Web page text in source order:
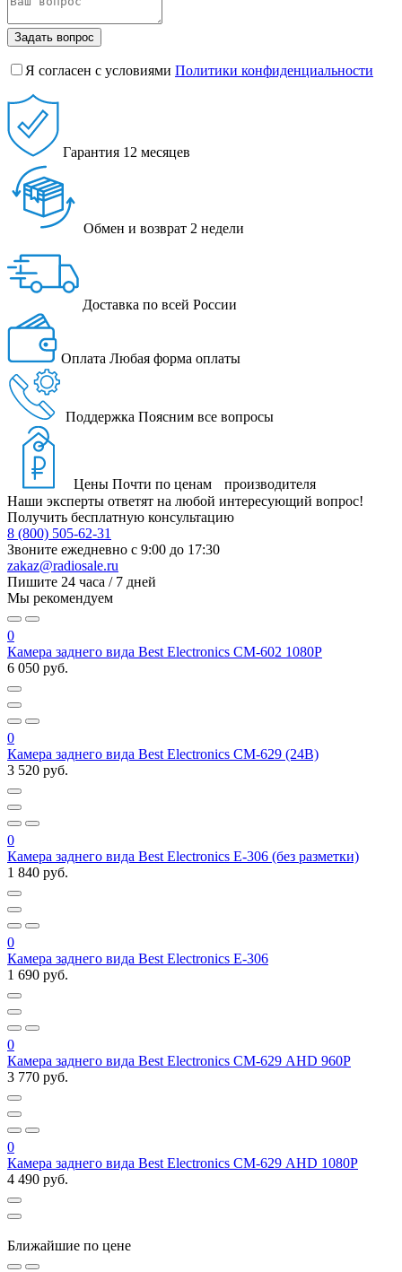
Задать вопрос
Я согласен с условиями Политики конфиденциальности
Гарантия 12 месяцев
Обмен и возврат 2 недели
Доставка по всей России
Оплата Любая форма оплаты
Поддержка Поясним все вопросы
Цены Почти по ценам производителя
Наши эксперты ответят на любой интересующий вопрос!
Получить бесплатную консультацию
8 (800) 505-62-31
Звоните ежедневно с 9:00 до 17:30
zakaz@radiosale.ru
Пишите 24 часа / 7 дней
Мы рекомендуем
0
Камера заднего вида Best Electronics CM-602 1080P
6 050 руб.
0
Камера заднего вида Best Electronics CM-629 (24В)
3 520 руб.
0
Камера заднего вида Best Electronics E-306 (без разметки)
1 840 руб.
0
Камера заднего вида Best Electronics Е-306
1 690 руб.
0
Камера заднего вида Best Electronics СМ-629 AHD 960P
3 770 руб.
0
Камера заднего вида Best Electronics СМ-629 AHD 1080P
4 490 руб.
Ближайшие по цене